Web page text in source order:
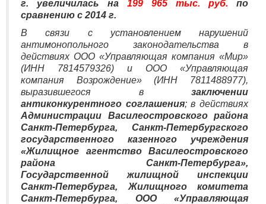
г. увеличилась на 199 965 тыс. руб. по
сравнению с 2014 г.
В связи с установлением нарушений
антимонопольного законодательства в
действиях ООО «Управляющая компания «Мир»
(ИНН 7814579326) и ООО «Управляющая
компания Возрождение» (ИНН 7811488977),
выразившегося в заключении
антиконкурентного соглашения; в действиях
Администрации Василеостровского района
Санкт-Петербурга, Санкт-Петербургского
государственного казенного учреждения
«Жилищное агентство Василеостровского
района Санкт-Петербурга»,
Государственной жилищной инспекции
Санкт-Петербурга, Жилищного комитета
Санкт-Петербурга, ООО «Управляющая